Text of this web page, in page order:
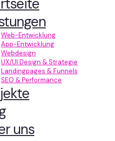
Web-Entwicklung
App-Entwicklung
Webdesign
UX/UI Design & Strategie
Landingpages & Funnels
SEO & Performance
uns
und
performt.